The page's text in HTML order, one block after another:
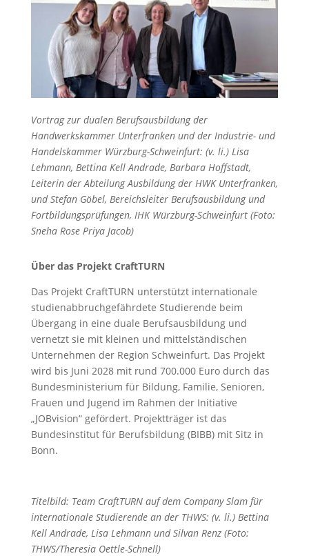
Vortrag zur dualen Berufsausbildung der
Handwerkskammer Unterfranken und der Industrie- und
Handelskammer Würzburg-Schweinfurt: (v. li.) Lisa
Lehmann, Bettina Kell Andrade, Barbara Hoffstadt,
Leiterin der Abteilung Ausbildung der HWK Unterfranken,
und Stefan Göbel, Bereichsleiter Berufsausbildung und
Fortbildungsprüfungen, IHK Würzburg-Schweinfurt (Foto:
Sneha Rose Priya Jacob)
Über das Projekt CraftTURN
Das Projekt CraftTURN unterstützt internationale
studienabbruchgefährdete Studierende beim
Übergang in eine duale Berufsausbildung und
vernetzt sie mit kleinen und mittelständischen
Unternehmen der Region Schweinfurt. Das Projekt
wird bis Juni 2028 mit rund 700.000 Euro durch das
Bundesministerium für Bildung, Familie, Senioren,
Frauen und Jugend im Rahmen der Initiative
„JOBvision“ gefördert. Projektträger ist das
Bundesinstitut für Berufsbildung (BIBB) mit Sitz in
Bonn.
Titelbild: Team CraftTURN auf dem Company Slam für
internationale Studierende an der THWS: (v. li.) Bettina
Kell Andrade, Lisa Lehmann und Silvan Renz (Foto:
THWS/Theresia Oettle-Schnell)